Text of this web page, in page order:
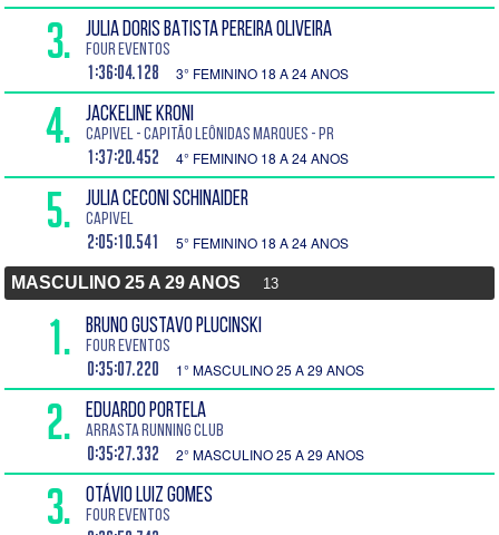
3. JULIA DORIS BATISTA PEREIRA OLIVEIRA
Four Eventos
1:36:04.128 3° FEMININO 18 A 24 ANOS
4. JACKELINE KRONI
Capivel - Capitão Leônidas Marques - PR
1:37:20.452 4° FEMININO 18 A 24 ANOS
5. JULIA CECONI SCHINAIDER
Capivel
2:05:10.541 5° FEMININO 18 A 24 ANOS
MASCULINO 25 A 29 ANOS 13
1. BRUNO GUSTAVO PLUCINSKI
Four Eventos
0:35:07.220 1° MASCULINO 25 A 29 ANOS
2. EDUARDO PORTELA
ARRASTA RUNNING CLUB
0:35:27.332 2° MASCULINO 25 A 29 ANOS
3. OTÁVIO LUIZ GOMES
Four Eventos